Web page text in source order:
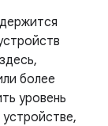
более
уровень